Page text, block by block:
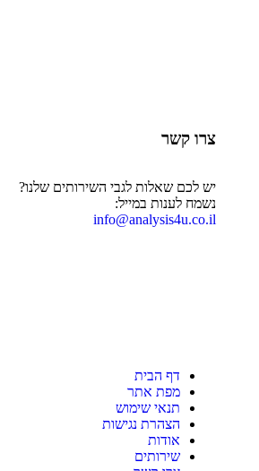
צרו קשר
יש לכם שאלות לגבי השירותים שלנו?
נשמח לענות במייל:
info@analysis4u.co.il
דף הבית
מפת אתר
תנאי שימוש
הצהרת נגישות
אודות
שירותים